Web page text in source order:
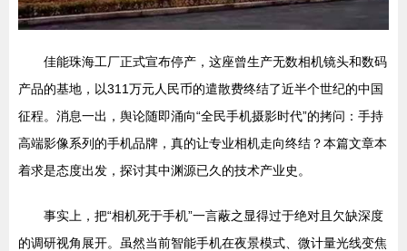
佳能珠海工厂正式宣布停产，这座曾生产无数相机镜头和数码
产品的基地，以311万元人民币的遣散费终结了近半个世纪的中国
征程。消息一出，舆论随即涌向“全民手机摄影时代”的拷问：手持
高端影像系列的手机品牌，真的让专业相机走向终结？本篇文章本
着求是态度出发，探讨其中渊源已久的技术产业史。
事实上，把“相机死于手机”一言蔽之显得过于绝对且欠缺深度
的调研视角展开。虽然当前智能手机在夜景模式、微计量光线变焦